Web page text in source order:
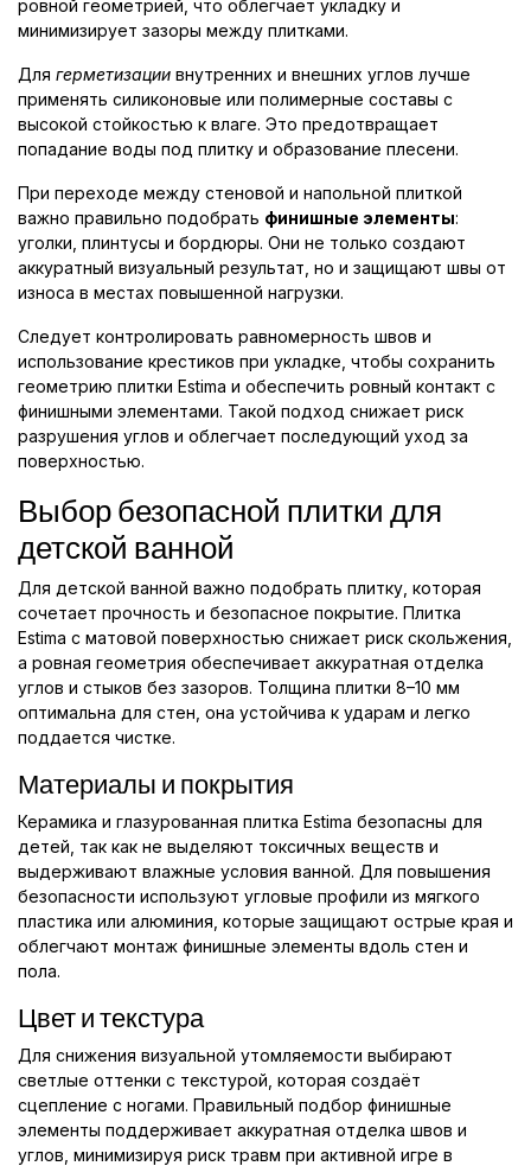
ровной геометрией, что облегчает укладку и
минимизирует зазоры между плитками.
Для герметизации внутренних и внешних углов лучше
применять силиконовые или полимерные составы с
высокой стойкостью к влаге. Это предотвращает
попадание воды под плитку и образование плесени.
При переходе между стеновой и напольной плиткой
важно правильно подобрать финишные элементы:
уголки, плинтусы и бордюры. Они не только создают
аккуратный визуальный результат, но и защищают швы от
износа в местах повышенной нагрузки.
Следует контролировать равномерность швов и
использование крестиков при укладке, чтобы сохранить
геометрию плитки Estima и обеспечить ровный контакт с
финишными элементами. Такой подход снижает риск
разрушения углов и облегчает последующий уход за
поверхностью.
Выбор безопасной плитки для
детской ванной
Для детской ванной важно подобрать плитку, которая
сочетает прочность и безопасное покрытие. Плитка
Estima с матовой поверхностью снижает риск скольжения,
а ровная геометрия обеспечивает аккуратная отделка
углов и стыков без зазоров. Толщина плитки 8–10 мм
оптимальна для стен, она устойчива к ударам и легко
поддается чистке.
Материалы и покрытия
Керамика и глазурованная плитка Estima безопасны для
детей, так как не выделяют токсичных веществ и
выдерживают влажные условия ванной. Для повышения
безопасности используют угловые профили из мягкого
пластика или алюминия, которые защищают острые края и
облегчают монтаж финишные элементы вдоль стен и
пола.
Цвет и текстура
Для снижения визуальной утомляемости выбирают
светлые оттенки с текстурой, которая создаёт
сцепление с ногами. Правильный подбор финишные
элементы поддерживает аккуратная отделка швов и
углов, минимизируя риск травм при активной игре в